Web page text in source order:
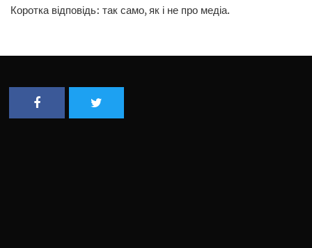
Коротка відповідь: так само, як і не про медіа.